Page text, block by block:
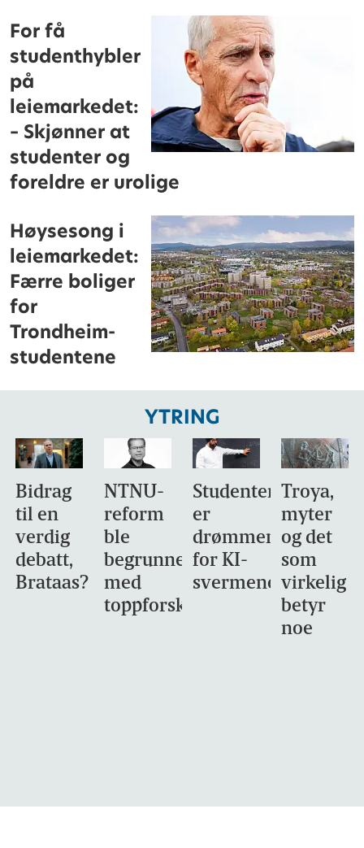
For få
studenthybler
på
leiemarkedet:
– Skjønner at
studenter og
foreldre er urolige
Høysesong i
leiemarkedet:
Færre boliger
for
Trondheim-
studentene
YTRING
Bidrag
til en
verdig
debatt,
Brataas?
NTNU-
reform
ble
begrunnet
med
toppforskning
Studentene
er
drømmemålet
for KI-
svermene
Troya,
myter
og det
som
virkelig
betyr
noe